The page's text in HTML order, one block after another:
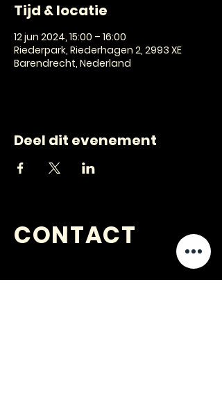
Tijd & locatie
12 jun 2024, 15:00 – 16:00
Riederpark, Riederhagen 2, 2993 XE
Barendrecht, Nederland
Deel dit evenement
CONTACT
VRAGEN